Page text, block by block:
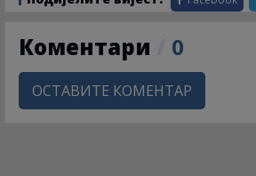
Коментари 0
ОСТАВИТЕ КОМЕНТАР